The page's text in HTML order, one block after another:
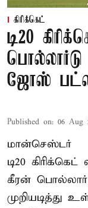
கிரிக்கெட்
டி20
ஜோஸ்
Published on: 06 Aug
மான்செஸ்டர்
டி20
கீரன்
முறியடித்து